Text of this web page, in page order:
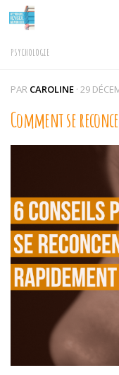
Skip to content
PSYCHOLOGIE
PAR CAROLINE · 29
Comment se